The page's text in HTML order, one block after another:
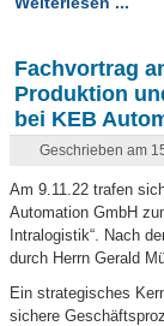
Fachvortrag
Produktion
bei KEB
Geschrieben am
Am 9.11.22 trafen
Automation GmbH
Intralogistik“. Nach
durch Herrn Gerald
Ein strategisches
sichere